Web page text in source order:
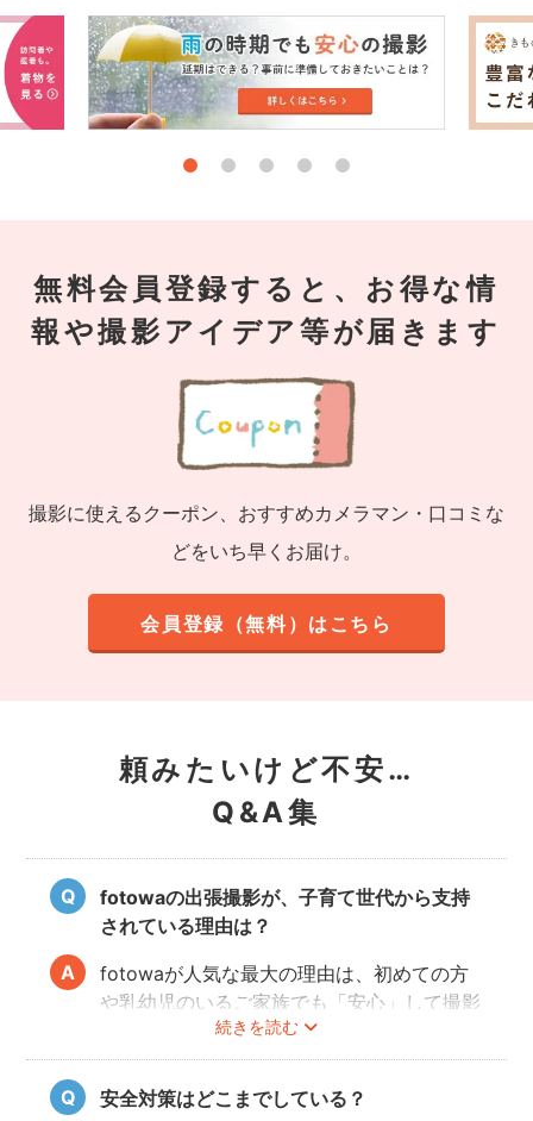
無料会員登録すると、お得な情
報や撮影アイデア等が届きます
撮影に使えるクーポン、おすすめカメラマン・口コミな
どをいち早くお届け。
会員登録（無料）はこちら
頼みたいけど不安…
Q&A集
fotowaの出張撮影が、子育て世代から支持
されている理由は？
続きを読む
fotowaが人気な最大の理由は、初めての方
や乳幼児のいるご家族でも「安心」して撮影
を楽しんでいただけることです。
厳しい審査を通過した、赤ちゃん・子どもの
扱いに慣れているパパ・ママ世代のカメラマ
ンが全国に多数在籍。
安全対策はどこまでしている？